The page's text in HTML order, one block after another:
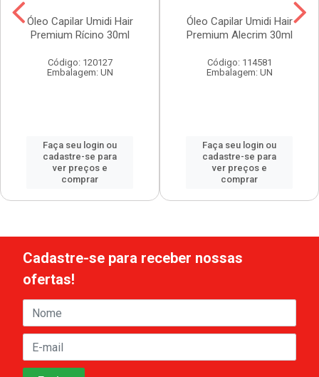
Óleo Capilar Umidi Hair
Premium Rícino 30ml
Código: 120127
Embalagem: UN
Faça seu login ou
cadastre-se para
ver preços e
comprar
Óleo Capilar Umidi Hair
Premium Alecrim 30ml
Código: 114581
Embalagem: UN
Faça seu login ou
cadastre-se para
ver preços e
comprar
Cadastre-se para receber nossas
ofertas!